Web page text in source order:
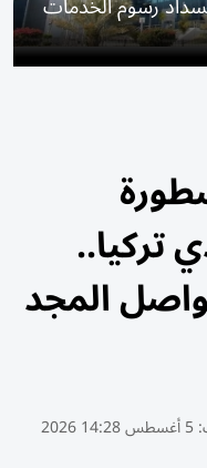
تركيا..
المجد
5 أغسطس 14:28 2026